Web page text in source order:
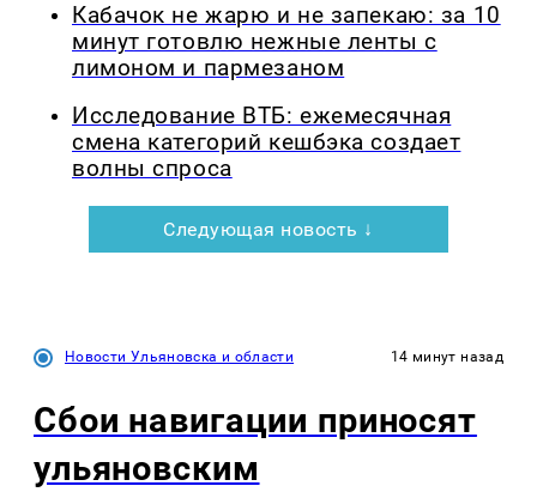
Кабачок не жарю и не запекаю: за 10
минут готовлю нежные ленты с
лимоном и пармезаном
Исследование ВТБ: ежемесячная
смена категорий кешбэка создает
волны спроса
Следующая новость ↓
Новости Ульяновска и области 14 минут назад
Сбои навигации приносят
ульяновским